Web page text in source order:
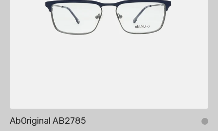
AbOriginal AB2785